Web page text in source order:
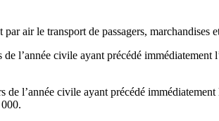
air le transport de passagers, marchandises
l’année civile ayant précédé immédiatement
l’année civile ayant précédé